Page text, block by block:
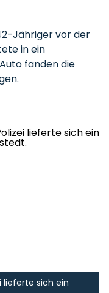
Jähriger vor der
in ein
fanden die
lieferte sich ein